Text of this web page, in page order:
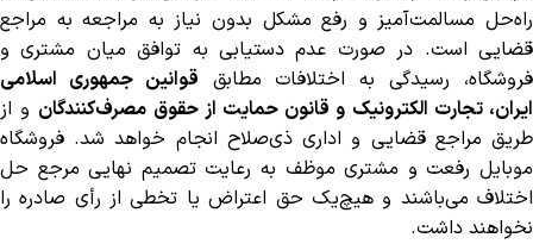
راه‌حل مسالمت‌آمیز و رفع مشکل بدون نیاز به مراجعه به مراجع
قضایی است. در صورت عدم دستیابی به توافق میان مشتری و
فروشگاه، رسیدگی به اختلافات مطابق قوانین جمهوری اسلامی
ایران، تجارت الکترونیک و قانون حمایت از حقوق مصرف‌کنندگان و از
طریق مراجع قضایی و اداری ذی‌صلاح انجام خواهد شد. فروشگاه
موبایل رفعت و مشتری موظف به رعایت تصمیم نهایی مرجع حل
اختلاف می‌باشند و هیچ‌یک حق اعتراض یا تخطی از رأی صادره را
نخواهند داشت.